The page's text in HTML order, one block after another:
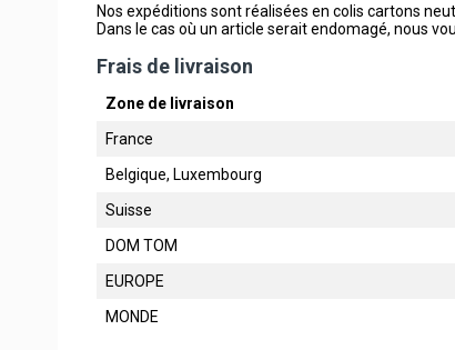
Nos expéditions sont réalisées en colis cartons
Dans le cas où un article serait endomagé, nous
Frais de livraison
Zone de livraison
France
Belgique, Luxembourg
Suisse
DOM TOM
EUROPE
MONDE